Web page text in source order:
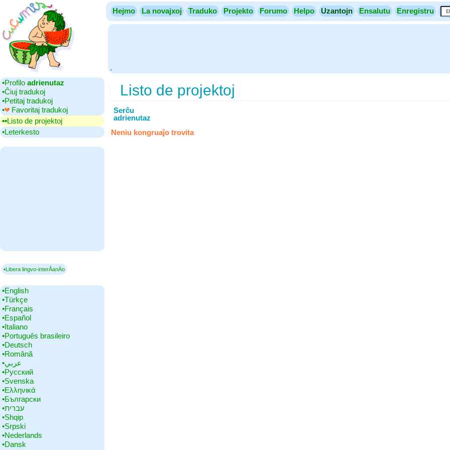
Hejmo La novajxoj Traduko Projekto Forumo Helpo Uzantojn Ensalutu Enregistru
.
•‎Profilo adrienutaz
•‎Ĉiuj tradukoj
•‎Petitaj tradukoj
•‎
Favoritaj tradukoj
▪▪‎Listo de projektoj
•‎Leterkesto
▪Libera lingvo-interÅanÄo
•‎English
•‎Türkçe
•‎Français
•‎Español
•‎Italiano
•‎Português brasileiro
•‎Deutsch
•‎Română
•‎عربي
•‎Русский
•‎Svenska
•‎Ελληνικά
•‎Български
•‎עברית
•‎Shqip
•‎Srpski
•‎Nederlands
•‎Dansk
Listo de projektoj
Serĉu
adrienutaz
Neniu kongruaĵo trovita